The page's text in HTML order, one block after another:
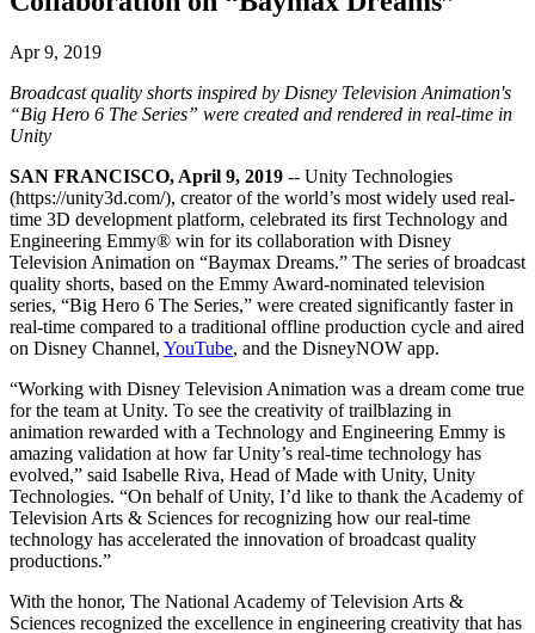
LiveOps
Amplie
Aquisição de usuários
Seja descoberto e adquira usuários móveis
In-App Purchase
Gerencie as IAP em todas as lojas e no modelo D2C (direto ao
consumidor).
Monetização
Conecte jogadores com os jogos certos
Anuncie com o Unity
Monetize com o Unity
Jogos de dispositivos móveis
Crie e faça crescer sucessos móveis com o Unity
Jogos Independentes
Lance grandes jogos com pequenas equipes
Jogos XR
Varejo
Automotivo
Impulsione a inovação e as experiências dentro do carro
Veja todas as indústrias
Histórias de sucesso do mundo real
Guias de melhores práticas
Demonstrações
Demonstrações, amostras e blocos de construção
Todos os recursos
Novidades
Blog
Atualizações, informações e dicas técnicas
Notícias
Notícias, histórias e centro de imprensa
Junte-se a desenvolvedores, criadores e insiders
Celebrando criadores do Unity em todo o mundo
Tutoriais
Educação
Para estudantes
Impulsione sua carreira
Para educadores
Impulsione seu ensino
Concessão de Licença Educacional
Leve o poder do Unity para sua instituição
Certificações
Prove sua maestria em Unity
Apr 9, 2019
Broadcast quality shorts inspired by Disney Television Animation's
“Big Hero 6 The Series” were created and rendered in real-time in
Unity
SAN FRANCISCO, April 9, 2019 -- Unity Technologies
(https://unity3d.com/), creator of the world’s most widely used real-
time 3D development platform, celebrated its first Technology and
Engineering Emmy® win for its collaboration with Disney
Television Animation on “Baymax Dreams.” The series of broadcast
quality shorts, based on the Emmy Award-nominated television
series, “Big Hero 6 The Series,” were created significantly faster in
real-time compared to a traditional offline production cycle and aired
on Disney Channel, YouTube, and the DisneyNOW app.
“Working with Disney Television Animation was a dream come true
for the team at Unity. To see the creativity of trailblazing in
animation rewarded with a Technology and Engineering Emmy is
amazing validation at how far Unity’s real-time technology has
evolved,” said Isabelle Riva, Head of Made with Unity, Unity
Technologies. “On behalf of Unity, I’d like to thank the Academy of
Television Arts & Sciences for recognizing how our real-time
technology has accelerated the innovation of broadcast quality
productions.”
With the honor, The National Academy of Television Arts &
Sciences recognized the excellence in engineering creativity that has